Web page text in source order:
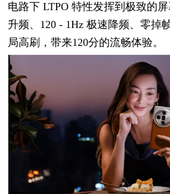
电路下 LTPO 特性发挥到极致的
升频、120 - 1Hz 极速降频、零掉
局高刷，带来120分的流畅体验。